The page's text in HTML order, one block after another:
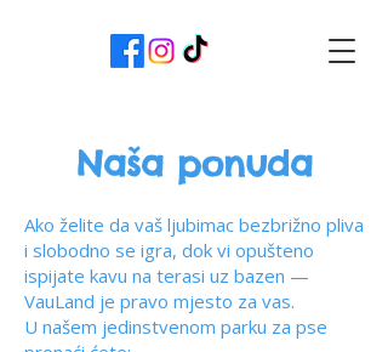
Naša ponuda
Ako želite da vaš ljubimac bezbrižno pliva
i slobodno se igra, dok vi opušteno
ispijate kavu na terasi uz bazen —
VauLand je pravo mjesto za vas.
U našem jedinstvenom parku za pse